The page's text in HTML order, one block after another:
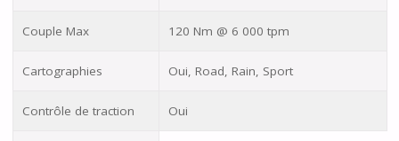
Couple Max 120 Nm @ 6 000 tpm
Cartographies Oui, Road, Rain, Sport
Contrôle de traction Oui